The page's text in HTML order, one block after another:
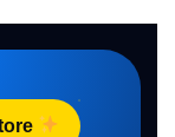
techtaswik store | المتجر الرقمي